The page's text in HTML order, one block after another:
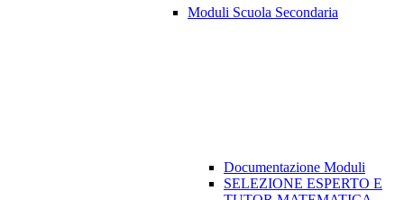
Moduli Scuola Secondaria
Documentazione Moduli
SELEZIONE ESPERTO E